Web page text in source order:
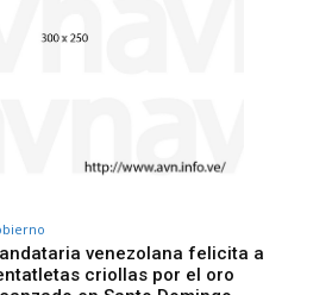
venezolana felicita a
criollas por el oro